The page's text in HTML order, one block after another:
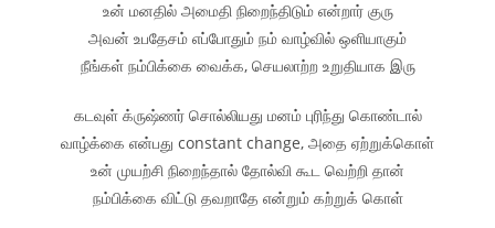
உன் மனதில் அமைதி நிறைந்திடும் என்றார் குரு
அவன் உபதேசம் எப்போதும் நம் வாழ்வில் ஒளியாகும்
நீங்கள் நம்பிக்கை வைக்க, செயலாற்ற உறுதியாக இரு
கடவுள் க்ருஷ்ணர் சொல்லியது மனம் புரிந்து கொண்டால்
வாழ்க்கை என்பது constant change, அதை ஏற்றுக்கொள்
உன் முயற்சி நிறைந்தால் தோல்வி கூட வெற்றி தான்
நம்பிக்கை விட்டு தவறாதே என்றும் கற்றுக் கொள்